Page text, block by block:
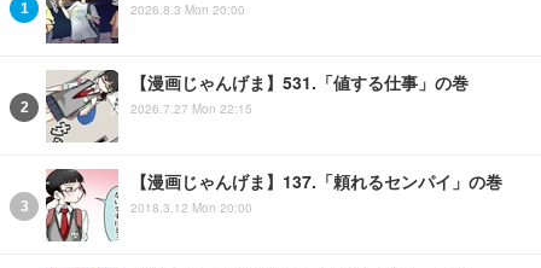
2026.8.3 Mon 20:00
【漫画じゃんげま】531.「値する仕事」の巻
2026.7.27 Mon 22:15
【漫画じゃんげま】137.「頼れるセンパイ」の巻
2018.3.12 Mon 20:00